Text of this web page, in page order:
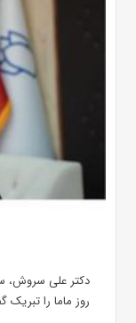
دکتر علی سروش،
روز ماما را تبریک